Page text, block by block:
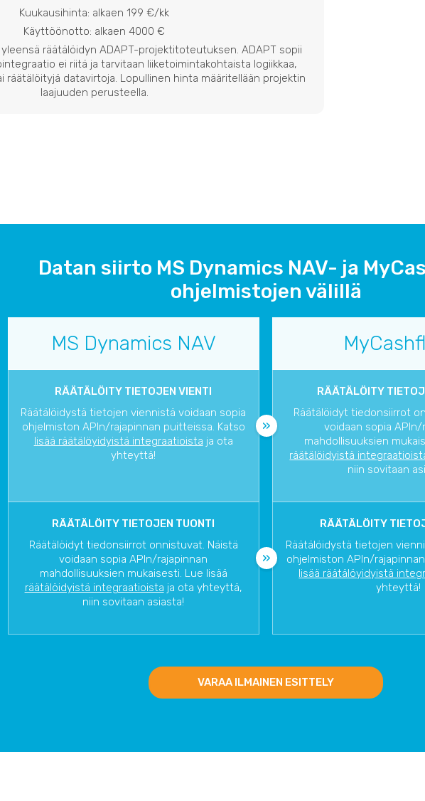
Kuukausihinta: alkaen 199 €/kk
Käyttöönotto: alkaen 4000 €
räätälöidyn ADAPT-projektitoteutuksen. ADAPT sopii
ei riitä ja tarvitaan liiketoimintakohtaista logiikkaa,
räätälöityjä datavirtoja. Lopullinen hinta määritellään projektin
laajuuden perusteella.
Datan siirto MS Dynamics NAV- ja
ohjelmistojen välillä
MS Dynamics NAV
RÄÄTÄLÖITY TIETOJEN VIENTI
Räätälöidystä tietojen viennistä voidaan sopia
ohjelmiston APIn/rajapinnan puitteissa. Katso
lisää räätälöyidyistä integraatioista ja ota
yhteyttä!
RÄÄTÄLÖITY
Räätälöidyt tiedonsiirrot
voidaan sopia APIn/
mahdollisuuksien
räätälöidyistä
niin sovitaan
RÄÄTÄLÖITY TIETOJEN TUONTI
Räätälöidyt tiedonsiirrot onnistuvat. Näistä
voidaan sopia APIn/rajapinnan
mahdollisuuksien mukaisesti. Lue lisää
räätälöidyistä integraatioista ja ota yhteyttä,
niin sovitaan asiasta!
RÄÄTÄLÖITY
Räätälöidystä tietojen
ohjelmiston APIn/
lisää räätälöyidyistä
yhteyttä!
VARAA ILMAINEN ESITTELY